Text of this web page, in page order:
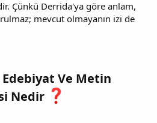
Çünkü Derrida'ya göre anlam,
mevcut olmayanın izi de
Ve Metin
Nedir